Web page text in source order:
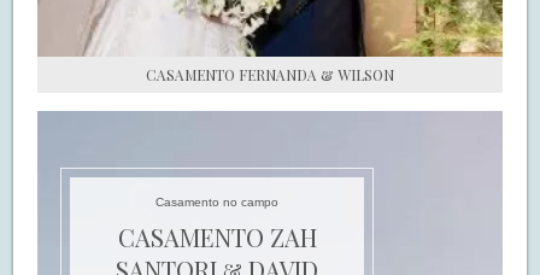
CASAMENTO FERNANDA & WILSON
Casamento no campo
CASAMENTO ZAH